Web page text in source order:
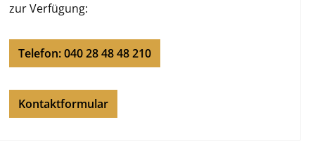
zur Verfügung:
Telefon: 040 28 48 48 210
Kontaktformular